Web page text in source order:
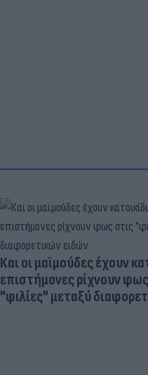
Και οι μαϊμούδες έχουν
επιστήμονες ρίχνουν
"φιλίες" μεταξύ